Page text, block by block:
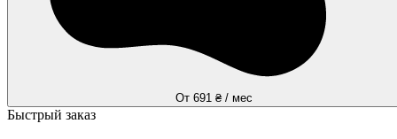
От 691 ₴ / мес
Быстрый заказ